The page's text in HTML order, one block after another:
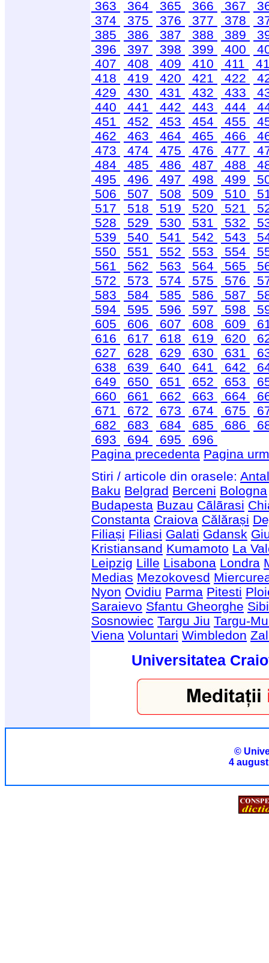
363
364 365 366 367
374
375 376 377 378
385
386 387 388 389
396
397 398 399 400
407
408 409 410 411
418
419 420 421 422
429
430 431 432 433
440
441 442 443 444
451
452 453 454 455
462
463 464 465 466
473
474 475 476 477
484
485 486 487 488
495
496 497 498 499
506
507 508 509 510
517
518 519 520 521
528
529 530 531 532
539
540 541 542 543
550
551 552 553 554
561
562 563 564 565
572
573 574 575 576
583
584 585 586 587
594
595 596 597 598
605
606 607 608 609
616
617 618 619 620
627
628 629 630 631
638
639 640 641 642
649
650 651 652 653
660
661 662 663 664
671
672 673 674 675
682
683 684 685 686
693
694 695
696
Pagina precedenta Pagina
Stiri / articole din orasele:
Baku Belgrad Berceni Bologna
Budapesta Buzau Cãlãrasi
Constanta Craiova Călărași
Filiași Filiasi Galati Gdansk
Kristiansand Kumamoto La
Leipzig Lille Lisabona Londra
Medias Mezokovesd
Nyon Ovidiu Parma Pitesti
Saraievo Sfantu Gheorghe
Sosnowiec Targu Jiu Targu-
Viena Voluntari Wimbledon
Universitatea
©
4